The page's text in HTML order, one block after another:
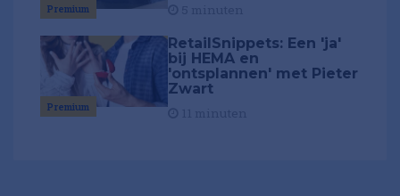
Premium
Premium
RetailSnippets: Een 'ja'
bij HEMA en
'ontsplannen' met Pieter
Zwart